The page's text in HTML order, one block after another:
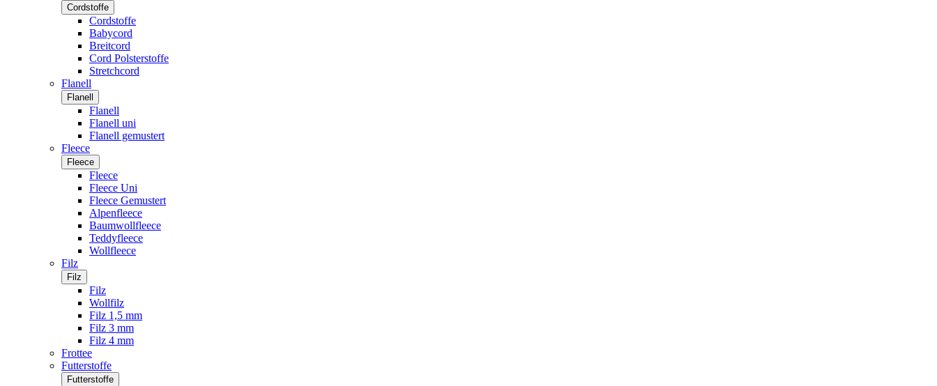
Cordstoffe
Cordstoffe
Babycord
Breitcord
Cord Polsterstoffe
Stretchcord
Flanell
Flanell
Flanell
Flanell uni
Flanell gemustert
Fleece
Fleece
Fleece
Fleece Uni
Fleece Gemustert
Alpenfleece
Baumwollfleece
Teddyfleece
Wollfleece
Filz
Filz
Filz
Wollfilz
Filz 1,5 mm
Filz 3 mm
Filz 4 mm
Frottee
Futterstoffe
Futterstoffe